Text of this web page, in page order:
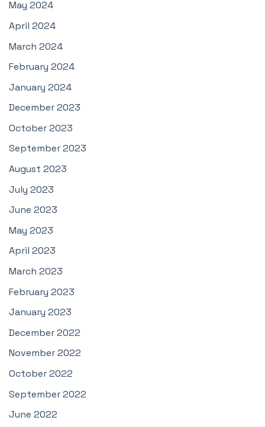
May 2024
April 2024
March 2024
February 2024
January 2024
December 2023
October 2023
September 2023
August 2023
July 2023
June 2023
May 2023
April 2023
March 2023
February 2023
January 2023
December 2022
November 2022
October 2022
September 2022
June 2022